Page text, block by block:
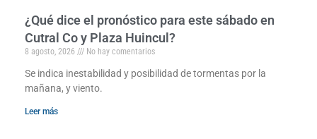
¿Qué dice el pronóstico para este sábado en
Cutral Co y Plaza Huincul?
8 agosto, 2026 No hay comentarios
Se indica inestabilidad y posibilidad de tormentas por la
mañana, y viento.
Leer más